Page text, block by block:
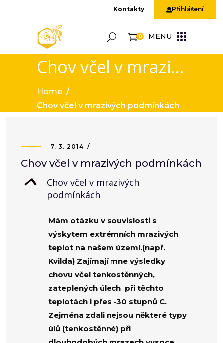
Kontakty Přihlášení
0 MENU
Chov včel v mrazivých podmínkách
Home /
Chov včel v mrazivých podmínkách
7. 3. 2014
Chov včel v mrazivých podmínkách
B
Chov včel v mrazivých
podmínkách
Mám otázku v souvislosti s
výskytem extrémních mrazivých
teplot na našem území.(např.
Kvilda) Zajímají mne výsledky
chovu včel tenkostěnných,
zateplených úlech při těchto
teplotách i přes -30 stupnů C.
Zejména zdali nejsou některé typy
úlů (tenkostěnné) při